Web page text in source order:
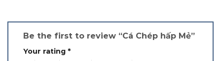
Be the first to review “Cá Chép hấp Mẻ”
Your rating *